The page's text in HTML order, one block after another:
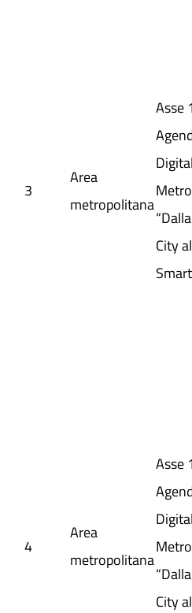
3
Area
metropolitana
Asse 1
City
4
Area
metropolitana
Asse 1
City